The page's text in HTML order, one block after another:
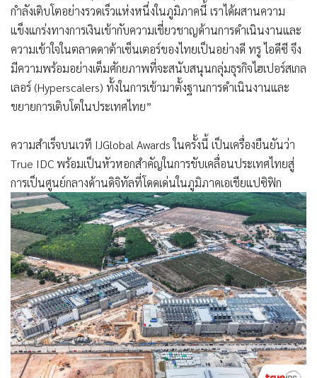
กำลังเติบโตอย่างรวดเร็วแห่งหนึ่งในภูมิภาคนี้ เราได้ผสานความ
แข็งแกร่งทางการเงินเข้ากับความเชี่ยวชาญด้านการดำเนินงานและ
ความเข้าใจในตลาดดาต้าเซ็นเตอร์ของไทยเป็นอย่างดี ทรู ไอดีซี จึง
มีความพร้อมอย่างเต็มศักยภาพที่จะสนับสนุนกลุ่มธุรกิจไฮเปอร์สเกล
เลอร์ (Hyperscalers) ทั้งในการเข้ามาตั้งฐานการดำเนินงานและ
ขยายการเติบโตในประเทศไทย”
ความสำเร็จบนเวที IJGlobal Awards ในครั้งนี้ เป็นเครื่องยืนยันว่า
True IDC พร้อมเป็นหัวหอกสำคัญในการขับเคลื่อนประเทศไทยสู่
การเป็นศูนย์กลางด้านดิจิทัลที่โดดเด่นในภูมิภาคเอเชียแปซิฟิก